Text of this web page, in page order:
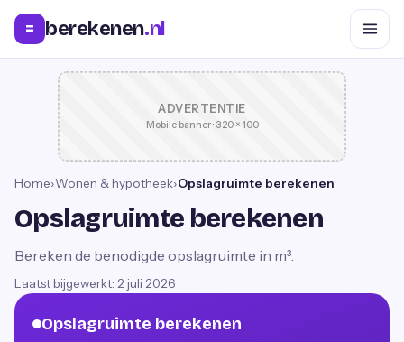
= berekenen.nl
ADVERTENTIE
Mobile banner · 320 × 100
Home›Wonen & hypotheek›Opslagruimte berekenen
Opslagruimte berekenen
Bereken de benodigde opslagruimte in m³.
Laatst bijgewerkt: 2 juli 2026
Opslagruimte berekenen